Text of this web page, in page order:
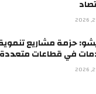
حزمة مشاريع تنموية
في قطاعات متعددة